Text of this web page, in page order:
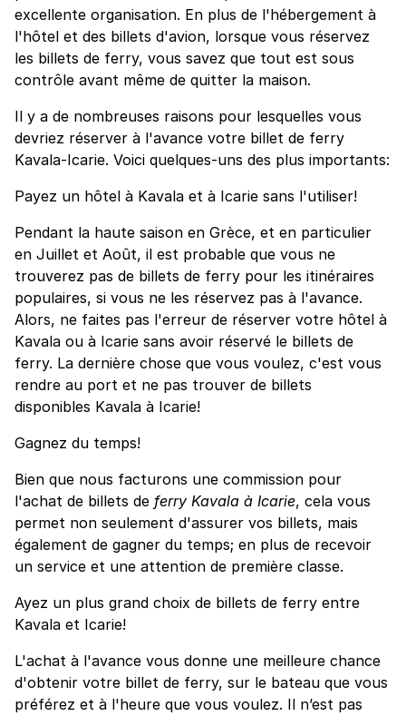
excellente organisation. En plus de l'hébergement à
l'hôtel et des billets d'avion, lorsque vous réservez
les billets de ferry, vous savez que tout est sous
contrôle avant même de quitter la maison.
Il y a de nombreuses raisons pour lesquelles vous
devriez réserver à l'avance votre billet de ferry
Kavala-Icarie. Voici quelques-uns des plus importants:
Payez un hôtel à Kavala et à Icarie sans l'utiliser!
Pendant la haute saison en Grèce, et en particulier
en Juillet et Août, il est probable que vous ne
trouverez pas de billets de ferry pour les itinéraires
populaires, si vous ne les réservez pas à l'avance.
Alors, ne faites pas l'erreur de réserver votre hôtel à
Kavala ou à Icarie sans avoir réservé le billets de
ferry. La dernière chose que vous voulez, c'est vous
rendre au port et ne pas trouver de billets
disponibles Kavala à Icarie!
Gagnez du temps!
Bien que nous facturons une commission pour
l'achat de billets de ferry Kavala à Icarie, cela vous
permet non seulement d'assurer vos billets, mais
également de gagner du temps; en plus de recevoir
un service et une attention de première classe.
Ayez un plus grand choix de billets de ferry entre
Kavala et Icarie!
L'achat à l'avance vous donne une meilleure chance
d'obtenir votre billet de ferry, sur le bateau que vous
préférez et à l'heure que vous voulez. Il n’est pas